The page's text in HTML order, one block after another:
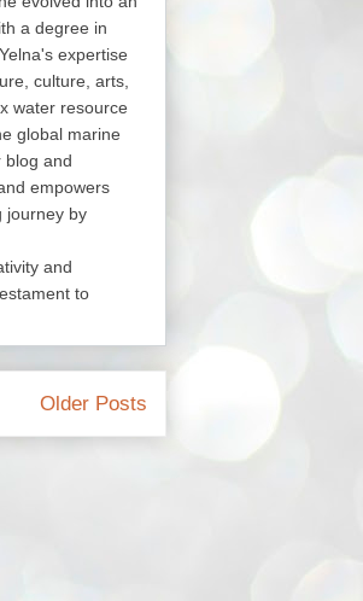
a degree in
expertise
culture, arts,
water resource
global marine
blog and
empowers
journey by
and
to
Older Posts